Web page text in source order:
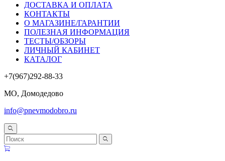
ДОСТАВКА И ОПЛАТА
КОНТАКТЫ
О МАГАЗИНЕ/ГАРАНТИИ
ПОЛЕЗНАЯ ИНФОРМАЦИЯ
ТЕСТЫ/ОБЗОРЫ
ЛИЧНЫЙ КАБИНЕТ
КАТАЛОГ
+7(967)292-88-33
МО, Домодедово
info@pnevmodobro.ru